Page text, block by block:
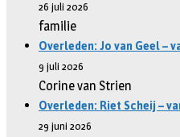
26 juli 2026
familie
Overleden: Jo van Geel –
9 juli 2026
Corine van Strien
Overleden: Riet Scheij –
29 juni 2026